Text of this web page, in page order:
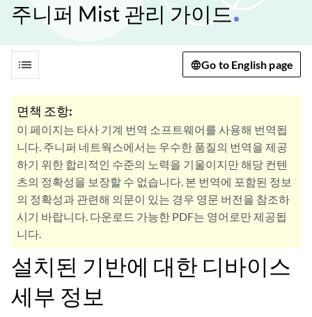
주니퍼 Mist 관리 가이드
list Go to English page
면책 조항:
이 페이지는 타사 기계 번역 소프트웨어를 사용해 번역됩
니다. 주니퍼 네트웍스에서는 우수한 품질의 번역을 제공
하기 위한 합리적인 수준의 노력을 기울이지만 해당 컨텐
츠의 정확성을 보장할 수 없습니다. 본 번역에 포함된 정보
의 정확성과 관련해 의문이 있는 경우 영문 버전을 참조하
시기 바랍니다. 다운로드 가능한 PDF는 영어로만 제공됩
니다.
설치된 기반에 대한 디바이스
세부 정보